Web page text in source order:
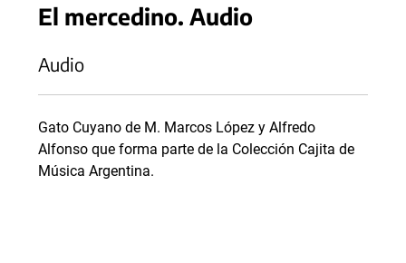
El mercedino. Audio
Audio
Gato Cuyano de M. Marcos López y Alfredo
Alfonso que forma parte de la Colección Cajita de
Música Argentina.